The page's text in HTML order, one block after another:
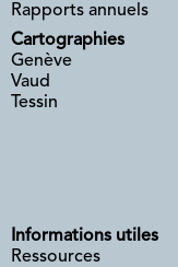
Rapports annuels
Cartographies
Genève
Vaud
Tessin
Informations utiles
Ressources